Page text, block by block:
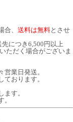
、 送料は無料とさせ
につき6,500円以上
ただく場合がございま
業日発送。
おります。
す。